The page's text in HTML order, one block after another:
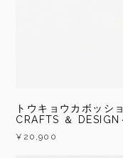
トウキョウカボッ
CRAFTS ＆ DESIGN
¥20,900